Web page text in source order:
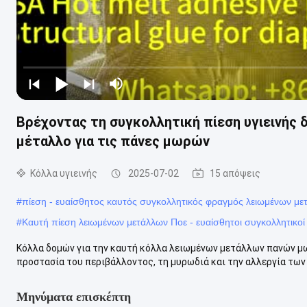
Βρέχοντας τη συγκολλητική πίεση
μέταλλο για τις πάνες μωρών
Κόλλα υγιεινής 2025-07-02 15 απόψεις
#πίεση - ευαίσθητος καυτός συγκολλητικός φραγμός λειωμένων
#Καυτή πίεση λειωμένων μετάλλων Ποε - ευαίσθητοι
Κόλλα δομών για την καυτή κόλλα λειωμένων μετάλλων πανών
προστασία του περιβάλλοντος, τη μυρωδιά και την αλλεργία των
Μηνύματα επισκέπτη